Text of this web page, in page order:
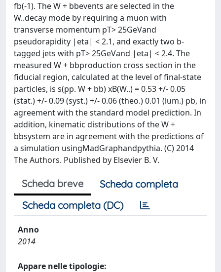
fb(-1). The W + bbevents are selected in the
W..decay mode by requiring a muon with
transverse momentum pT> 25GeVand
pseudorapidity |eta| < 2.1, and exactly two b-
tagged jets with pT> 25GeVand |eta| < 2.4. The
measured W + bbproduction cross section in the
fiducial region, calculated at the level of final-state
particles, is s(pp. W + bb) xB(W..) = 0.53 +/- 0.05
(stat.) +/- 0.09 (syst.) +/- 0.06 (theo.) 0.01 (lum.) pb, in
agreement with the standard model prediction. In
addition, kinematic distributions of the W +
bbsystem are in agreement with the predictions of
a simulation usingMadGraphandpythia. (C) 2014
The Authors. Published by Elsevier B. V.
Scheda breve
Scheda completa
Scheda completa (DC)
Anno
2014
Appare nelle tipologie: